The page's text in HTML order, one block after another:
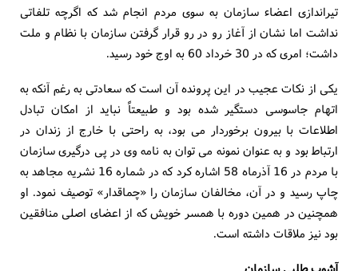
تیراندازی اعضاء سازمان به سوی مردم انجام شد که اگرچه تلفاتی
نداشت اما نشان از آغاز رو در رو قرار گرفتن سازمان با نظام و ملت
داشت؛ امری که در 30 خرداد 60 به اوج خود رسید.
یکی از نکات عجیب در این پرونده آن است که سعادتی به رغم آنکه به
اتهام جاسوسی دستگیر شده بود و طبیعتاً نباید از امکان تبادل
اطلاعات با بیرون برخوردار می بود، به راحتی با خارج از زندان در
ارتباط بود و به عنوان نمونه می توان به نامه وی در پی درگیری سازمان
با مردم در 16 آذرماه 58 اشاره کرد که در شماره 16 نشریه مجاهد به
چاپ رسید و در آن، مخالفان سازمان را «چماقدار» توصیف نمود. او
همچنین در همین دوره با همسر خویش که از اعضای اصلی منافقین
بود نیز ملاقات داشته است.